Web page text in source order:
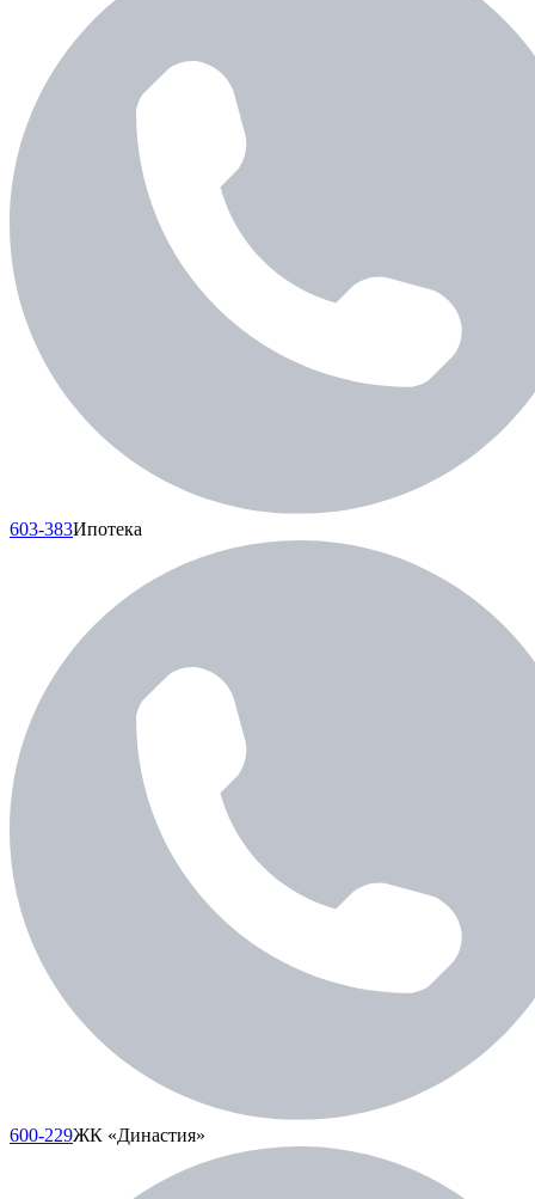
603-383Ипотека
600-229ЖК «Династия»